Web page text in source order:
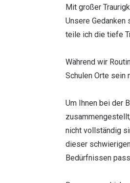
Mit großer
Unsere
teile ich die tiefe
Während wir
Schulen Orte sein
Um Ihnen bei der
nicht vollständig
dieser
Bedürfnissen